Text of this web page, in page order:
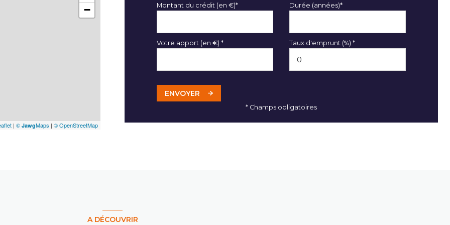
−
| © JawgMaps | © OpenStreetMap
Montant du crédit (en €)* Durée (années)*
Votre apport (en €) * Taux d'emprunt (%) *
ENVOYER
* Champs obligatoires
A DÉCOUVRIR